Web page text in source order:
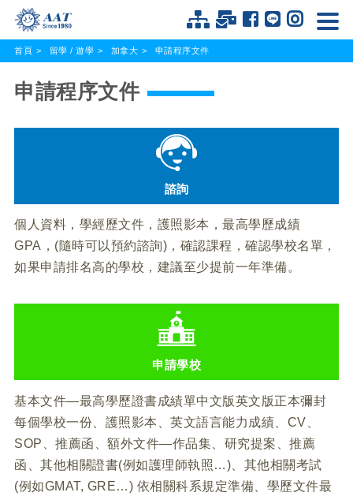
首頁 留學 / 遊學 加拿大 申請程序文件
申請程序文件
諮詢
個人資料，學經歷文件，護照影本，最高學歷成績
GPA，(隨時可以預約諮詢)，確認課程，確認學校名單，
如果申請排名高的學校，建議至少提前一年準備。
申請學校
基本文件—最高學歷證書成績單中文版英文版正本彌封
每個學校一份、護照影本、英文語言能力成績、CV、
SOP、推薦函、額外文件—作品集、研究提案、推薦
函、其他相關證書(例如護理師執照…)、其他相關考試
(例如GMAT, GRE…) 依相關科系規定準備、學歷文件最